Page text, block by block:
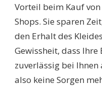
Vorteil beim Kauf
Shops. Sie sparen
den Erhalt des
Gewissheit, dass
zuverlässig bei Ihnen
also keine Sorgen